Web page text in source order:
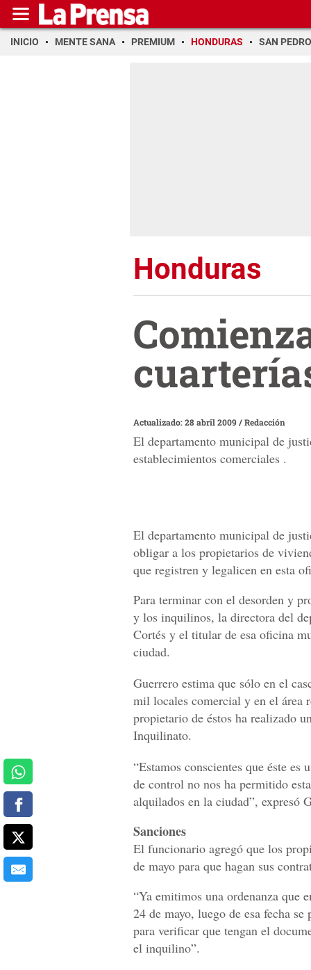
INICIO MENTE SANA PREMIUM HONDURAS SAN PEDRO
Honduras
Actualizado: 28 abril 2009/Redacción
El departamento municipal de
establecimientos comerciales .
El departamento municipal de
obligar a los propietarios de
que registren y legalicen en esta
Para terminar con el desorden y
y los inquilinos, la directora del
Cortés y el titular de esa oficina
ciudad.
Guerrero estima que sólo en el
mil locales comercial y en el área
propietario de éstos ha realizado
Inquilinato.
“Estamos conscientes que éste
de control no nos ha permitido
alquilados en la ciudad”, expresó
Sanciones
El funcionario agregó que los
de mayo para que hagan sus
“Ya emitimos una ordenanza que
24 de mayo, luego de esa fecha
para verificar que tengan el
el inquilino”.